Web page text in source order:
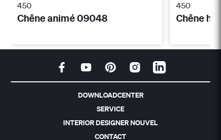
450
Chêne animé 09048
450
Chêne
DOWNLOADCENTER
SERVICE
INTERIOR DESIGNER NOUVEL
CONTACT